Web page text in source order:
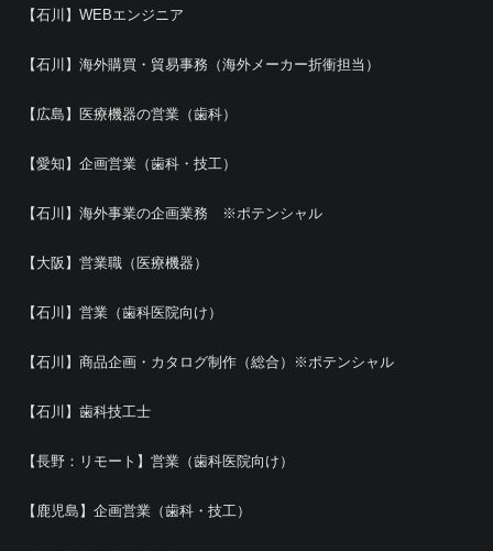
【石川】WEBエンジニア
【石川】海外購買・貿易事務（海外メーカー折衝担当）
【広島】医療機器の営業（歯科）
【愛知】企画営業（歯科・技工）
【石川】海外事業の企画業務 ※ポテンシャル
【大阪】営業職（医療機器）
【石川】営業（歯科医院向け）
【石川】商品企画・カタログ制作（総合）※ポテンシャル
【石川】歯科技工士
【長野：リモート】営業（歯科医院向け）
【鹿児島】企画営業（歯科・技工）